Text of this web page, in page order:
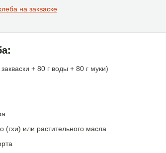
на закваске
+ 80 г воды + 80 г муки)
(гхи) или растительного масла